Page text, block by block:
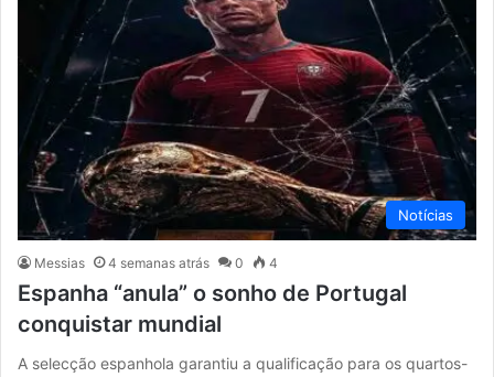
Notícias
Messias 4 semanas atrás 0 4
Espanha “anula” o sonho de Portugal
conquistar mundial
A selecção espanhola garantiu a qualificação para os quartos-